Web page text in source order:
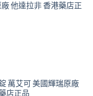
他達拉非 香港藥店正
萬艾可 美國輝瑞原廠
店正品